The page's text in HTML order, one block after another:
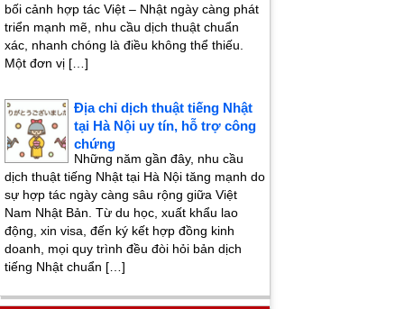
bối cảnh hợp tác Việt – Nhật ngày càng phát
triển mạnh mẽ, nhu cầu dịch thuật chuẩn
xác, nhanh chóng là điều không thể thiếu.
Một đơn vị […]
Địa chỉ dịch thuật tiếng Nhật
tại Hà Nội uy tín, hỗ trợ công
chứng
Những năm gần đây, nhu cầu
dịch thuật tiếng Nhật tại Hà Nội tăng mạnh do
sự hợp tác ngày càng sâu rộng giữa Việt
Nam Nhật Bản. Từ du học, xuất khẩu lao
động, xin visa, đến ký kết hợp đồng kinh
doanh, mọi quy trình đều đòi hỏi bản dịch
tiếng Nhật chuẩn […]